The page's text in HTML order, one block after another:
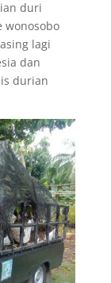
duri
wonosobo
lagi
dan
durian